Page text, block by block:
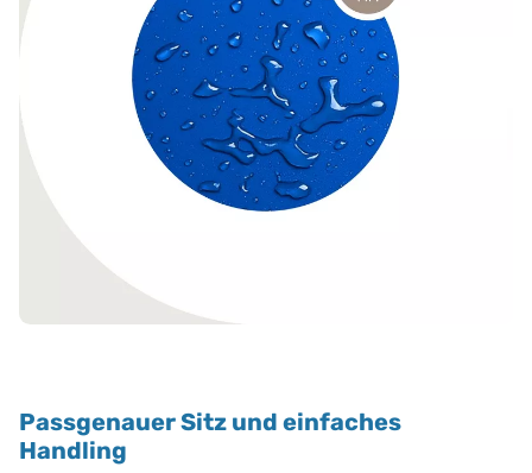
Passgenauer Sitz und einfaches
Handling